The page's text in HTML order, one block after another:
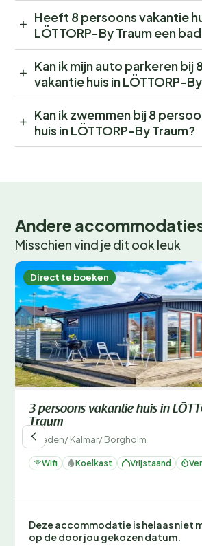
Heeft 8 persoons vakantie
LÖTTORP-By Traum een
Kan ik mijn auto parkeren bij
vakantie huis in LÖTTORP-
Kan ik zwemmen bij 8
huis in LÖTTORP-By Traum?
Andere
Misschien vind je dit ook leuk
Direct te boeken
3 persoons vakantie huis in
Traum
Zweden/Kalmar/Borgholm
Wifi Koelkast Vrijstaand
Deze accommodatie is helaas niet
op de door jou gekozen datum.